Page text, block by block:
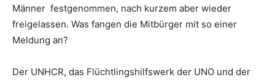
Männer festgenommen, nach kurzem aber wieder
freigelassen. Was fangen die Mitbürger mit so einer
Meldung an?
Der UNHCR, das Flüchtlingshilfswerk der UNO und der